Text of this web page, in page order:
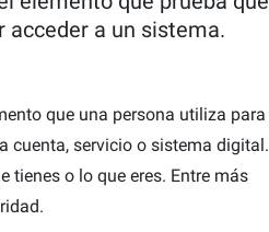
acceder a un sistema.
que una persona utiliza para
cuenta, servicio o sistema digital.
tienes o lo que eres. Entre más